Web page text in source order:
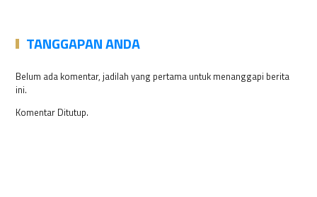
TANGGAPAN ANDA
Belum ada komentar, jadilah yang pertama untuk menanggapi berita
ini.
Komentar Ditutup.